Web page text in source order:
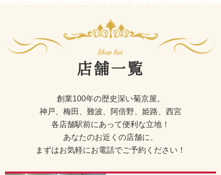
店舗一覧
創業100年の歴史深い菊京屋。
神戸、梅田、難波、阿倍野、姫路、西宮
各店舗駅前にあって便利な立地！
あなたのお近くの店舗に、
まずはお気軽にお電話でご予約ください！